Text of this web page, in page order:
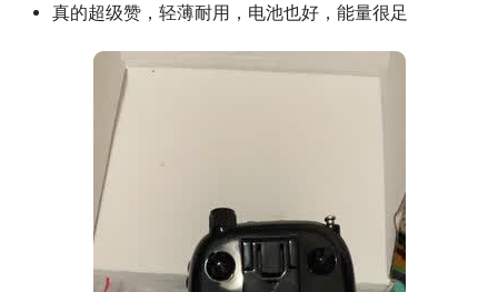
真的超级赞，轻薄耐用，电池也好，能量很足